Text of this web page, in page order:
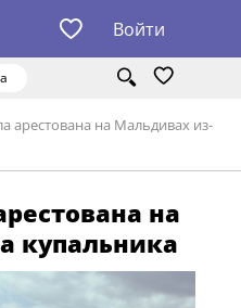
Войти
арестована на Мальдивах из-
на
купальника